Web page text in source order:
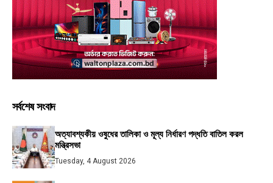
সর্বশেষ সংবাদ
অত্যাবশ্যকীয় ওষুধের তালিকা ও মূল্য নির্ধারণ পদ্ধতি বাতিল করল
মন্ত্রিসভা
Tuesday, 4 August 2026